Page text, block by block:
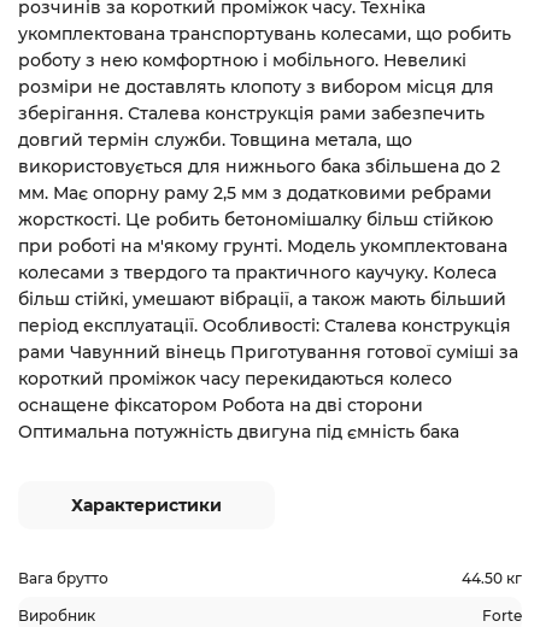
розчинів за короткий проміжок часу. Техніка
укомплектована транспортувань колесами, що робить
роботу з нею комфортною і мобільного. Невеликі
розміри не доставлять клопоту з вибором місця для
зберігання. Сталева конструкція рами забезпечить
довгий термін служби. Товщина метала, що
використовується для нижнього бака збільшена до 2
мм. Має опорну раму 2,5 мм з додатковими ребрами
жорсткості. Це робить бетономішалку більш стійкою
при роботі на м'якому грунті. Модель укомплектована
колесами з твердого та практичного каучуку. Колеса
більш стійкі, умешают вібрації, а також мають більший
період експлуатації. Особливості: Сталева конструкція
рами Чавунний вінець Приготування готової суміші за
короткий проміжок часу перекидаються колесо
оснащене фіксатором Робота на дві сторони
Оптимальна потужність двигуна під ємність бака
Характеристики
Вага брутто 44.50 кг
Виробник Forte